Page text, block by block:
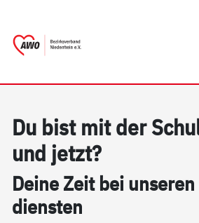
Du bist mit der
und jetzt?
Dei­ne Zeit bei
di­ens­ten